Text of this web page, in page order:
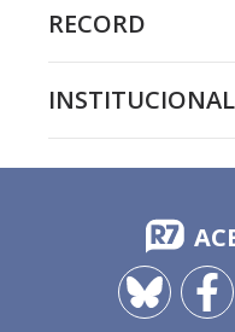
RECORD
INSTITUCIONAL